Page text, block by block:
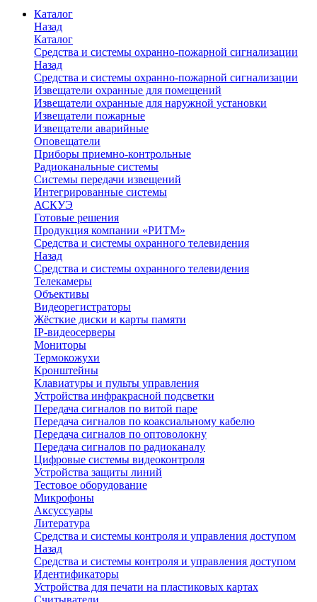
Каталог
Назад
Каталог
Средства и системы охранно-пожарной сигнализации
Назад
Средства и системы охранно-пожарной сигнализации
Извещатели охранные для помещений
Извещатели охранные для наружной установки
Извещатели пожарные
Извещатели аварийные
Оповещатели
Приборы приемно-контрольные
Радиоканальные системы
Системы передачи извещений
Интегрированные системы
АСКУЭ
Готовые решения
Продукция компании «РИТМ»
Средства и системы охранного телевидения
Назад
Средства и системы охранного телевидения
Телекамеры
Объективы
Видеорегистраторы
Жёсткие диски и карты памяти
IP-видеосерверы
Мониторы
Термокожухи
Кронштейны
Клавиатуры и пульты управления
Устройства инфракрасной подсветки
Передача сигналов по витой паре
Передача сигналов по коаксиальному кабелю
Передача сигналов по оптоволокну
Передача сигналов по радиоканалу
Цифровые системы видеоконтроля
Устройства защиты линий
Тестовое оборудование
Микрофоны
Аксуссуары
Литература
Средства и системы контроля и управления доступом
Назад
Средства и системы контроля и управления доступом
Идентификаторы
Устройства для печати на пластиковых картах
Считыватели